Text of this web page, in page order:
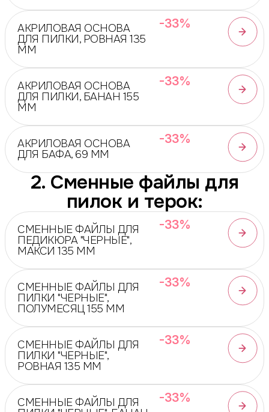
АКРИЛОВАЯ ОСНОВА
ДЛЯ ПИЛКИ, РОВНАЯ 135
ММ
-33%
АКРИЛОВАЯ ОСНОВА
ДЛЯ ПИЛКИ, БАНАН 155
ММ
-33%
АКРИЛОВАЯ ОСНОВА
ДЛЯ БАФА, 69 ММ
-33%
2. Сменные файлы для
пилок и терок:
СМЕННЫЕ ФАЙЛЫ ДЛЯ
ПЕДИКЮРА "ЧЕРНЫЕ",
МАКСИ 135 ММ
-33%
СМЕННЫЕ ФАЙЛЫ ДЛЯ
ПИЛКИ "ЧЕРНЫЕ",
ПОЛУМЕСЯЦ 155 ММ
-33%
СМЕННЫЕ ФАЙЛЫ ДЛЯ
ПИЛКИ "ЧЕРНЫЕ",
РОВНАЯ 135 ММ
-33%
СМЕННЫЕ ФАЙЛЫ ДЛЯ
-33%